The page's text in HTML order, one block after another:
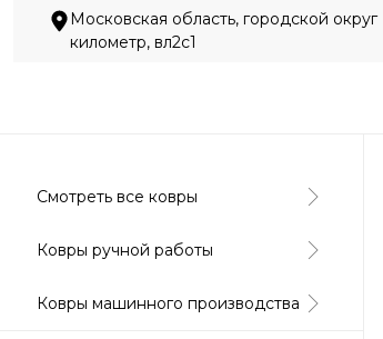
Московская область, городской
километр, вл2с1
Смотреть все ковры
Ковры ручной работы
Ковры машинного производства